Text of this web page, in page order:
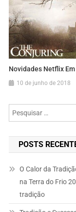
Novidades Netflix
10 de junho de 2018
POSTS
O Calor da
na Terra do Frio
tradição